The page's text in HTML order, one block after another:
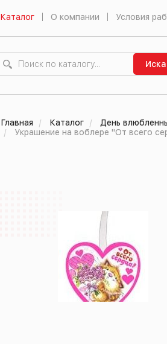
Каталог О компании Условия
Главная Каталог День
Украшение на воблере "От всего